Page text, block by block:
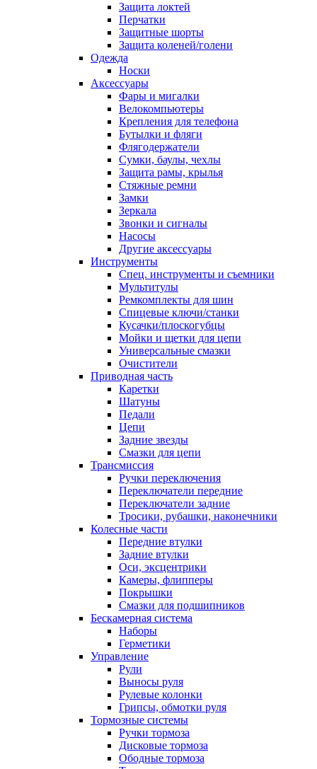
Защита локтей
Перчатки
Защитные шорты
Защита коленей/голени
Одежда
Носки
Аксессуары
Фары и мигалки
Велокомпьютеры
Крепления для телефона
Бутылки и фляги
Флягодержатели
Сумки, баулы, чехлы
Защита рамы, крылья
Стяжные ремни
Замки
Зеркала
Звонки и сигналы
Насосы
Другие аксессуары
Инструменты
Спец. инструменты и съемники
Мультитулы
Ремкомплекты для шин
Спицевые ключи/станки
Кусачки/плоскогубцы
Мойки и щетки для цепи
Универсальные смазки
Очистители
Приводная часть
Каретки
Шатуны
Педали
Цепи
Задние звезды
Смазки для цепи
Трансмиссия
Ручки переключения
Переключатели передние
Переключатели задние
Тросики, рубашки, наконечники
Колесные части
Передние втулки
Задние втулки
Оси, эксцентрики
Камеры, флипперы
Покрышки
Смазки для подшипников
Бескамерная система
Наборы
Герметики
Управление
Рули
Выносы руля
Рулевые колонки
Грипсы, обмотки руля
Тормозные системы
Ручки тормоза
Дисковые тормоза
Ободные тормоза